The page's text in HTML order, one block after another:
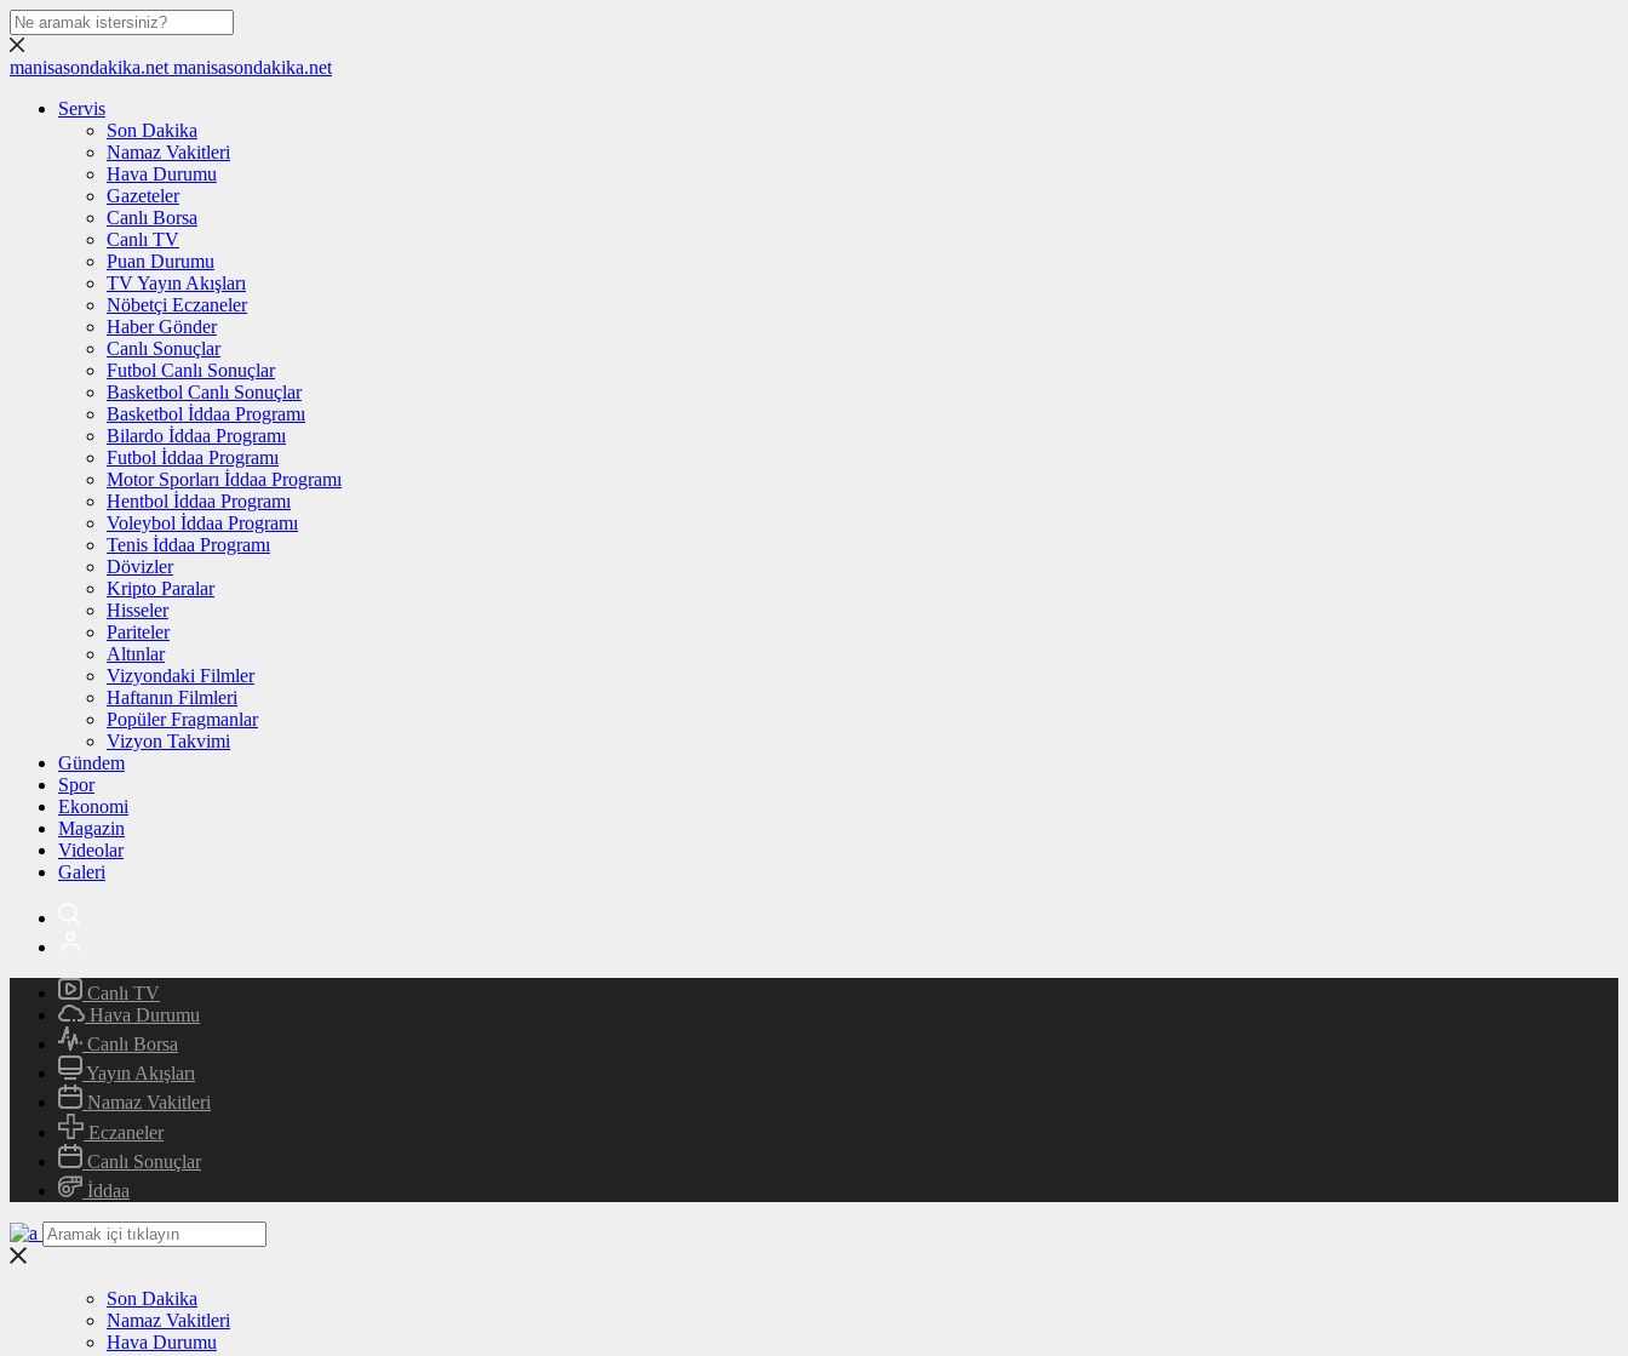
manisasondakika.net manisasondakika.net
Servis
Son Dakika
Namaz Vakitleri
Hava Durumu
Gazeteler
Canlı Borsa
Canlı TV
Puan Durumu
TV Yayın Akışları
Nöbetçi Eczaneler
Haber Gönder
Canlı Sonuçlar
Futbol Canlı Sonuçlar
Basketbol Canlı Sonuçlar
Basketbol İddaa Programı
Bilardo İddaa Programı
Futbol İddaa Programı
Motor Sporları İddaa Programı
Hentbol İddaa Programı
Voleybol İddaa Programı
Tenis İddaa Programı
Dövizler
Kripto Paralar
Hisseler
Pariteler
Altınlar
Vizyondaki Filmler
Haftanın Filmleri
Popüler Fragmanlar
Vizyon Takvimi
Gündem
Spor
Ekonomi
Magazin
Videolar
Galeri
Canlı TV
Hava Durumu
Canlı Borsa
Yayın Akışları
Namaz Vakitleri
Eczaneler
Canlı Sonuçlar
İddaa
Son Dakika
Namaz Vakitleri
Hava Durumu